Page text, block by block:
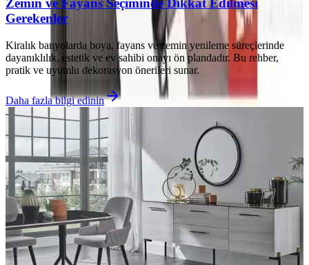
Zemin ve Fayans Seçiminde Dikkat Edilmesi
Gerekenler
Kiralık banyolarda boya, fayans ve zemin yenileme süreçlerinde
dayanıklılık, estetik ve ev sahibi onayı ön plandadır. Bu rehber,
pratik ve uyumlu dekorasyon önerileri sunar.
Daha fazla bilgi edinin